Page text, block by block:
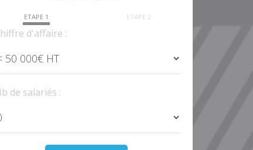
ETAPE 1 ETAPE 2
d'affaire :
de salariés :